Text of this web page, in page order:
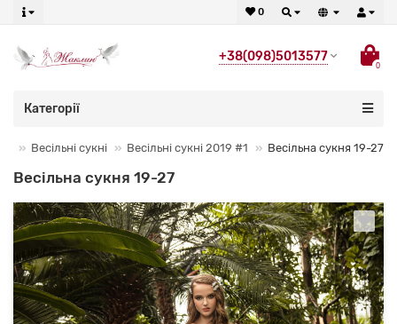
0
+38(098)5013577
0
Категорії
Весільні сукні Весільні сукні 2019 #1 Весільна сукня 19-27
Весільна сукня 19-27